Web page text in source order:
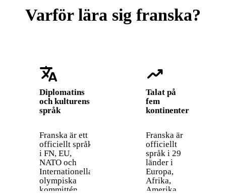
Varför lära sig franska?
translate
Diplomatins
och kulturens
språk
Franska är ett
officiellt språk
i FN, EU,
NATO och
Internationella
olympiska
kommittén.
trending_up
Talat på
fem
kontinenter
Franska är
officiellt
språk i 29
länder i
Europa,
Afrika,
Amerika